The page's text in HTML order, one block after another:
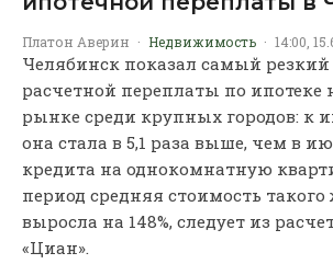
Платон Аверин · Недвижимость · 14:00,
Челябинск показал самый резкий
расчетной переплаты по ипотеке
рынке среди крупных городов: к
она стала в 5,1 раза выше, чем в
кредита на однокомнатную
период средняя стоимость такого
выросла на 148%, следует из
«Циан».